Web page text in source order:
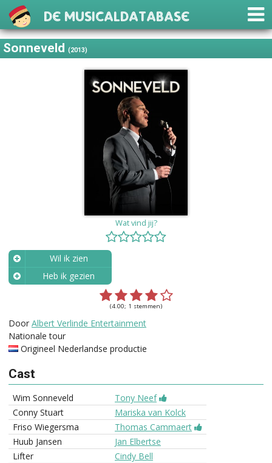
De Musicaldatabase
Sonneveld(2013)
Wat vind jij?
Wil ik zien
Heb ik gezien
(4.00; 1 stemmen)
Door Albert Verlinde Entertainment
Nationale tour
Origineel Nederlandse productie
Cast
Wim Sonneveld
Tony Neef
Conny Stuart
Mariska van Kolck
Friso Wiegersma
Thomas Cammaert
Huub Jansen
Jan Elbertse
Lifter
Cindy Bell